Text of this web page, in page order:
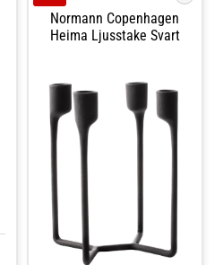
Normann Copenhagen
Heima Ljusstake Svart